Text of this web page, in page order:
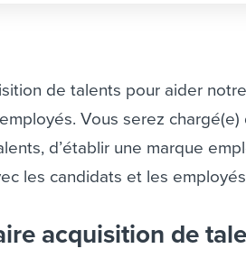
de talents pour aider notre
Vous serez chargé(e)
d’établir une marque
les candidats et les
acquisition de